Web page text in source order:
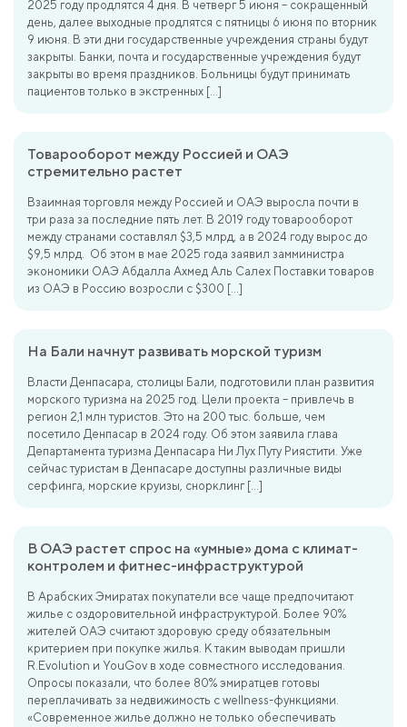
2025 году продлятся 4 дня. В четверг 5 июня – сокращенный
день, далее выходные продлятся с пятницы 6 июня по вторник
9 июня. В эти дни государственные учреждения страны будут
закрыты. Банки, почта и государственные учреждения будут
закрыты во время праздников. Больницы будут принимать
пациентов только в экстренных […]
Товарооборот между Россией и ОАЭ
стремительно растет
Взаимная торговля между Россией и ОАЭ выросла почти в
три раза за последние пять лет. В 2019 году товарооборот
между странами составлял $3,5 млрд, а в 2024 году вырос до
$9,5 млрд. Об этом в мае 2025 года заявил замминистра
экономики ОАЭ Абдалла Ахмед Аль Салех Поставки товаров
из ОАЭ в Россию возросли с $300 […]
На Бали начнут развивать морской туризм
Власти Денпасара, столицы Бали, подготовили план развития
морского туризма на 2025 год. Цели проекта – привлечь в
регион 2,1 млн туристов. Это на 200 тыс. больше, чем
посетило Денпасар в 2024 году. Об этом заявила глава
Департамента туризма Денпасара Ни Лух Путу Риястити. Уже
сейчас туристам в Денпасаре доступны различные виды
серфинга, морские круизы, снорклинг […]
В ОАЭ растет спрос на «умные» дома с климат-
контролем и фитнес-инфраструктурой
В Арабских Эмиратах покупатели все чаще предпочитают
жилье с оздоровительной инфраструктурой. Более 90%
жителей ОАЭ считают здоровую среду обязательным
критерием при покупке жилья. К таким выводам пришли
R.Evolution и YouGov в ходе совместного исследования.
Опросы показали, что более 80% эмиратцев готовы
переплачивать за недвижимость с wellness-функциями.
«Современное жилье должно не только обеспечивать